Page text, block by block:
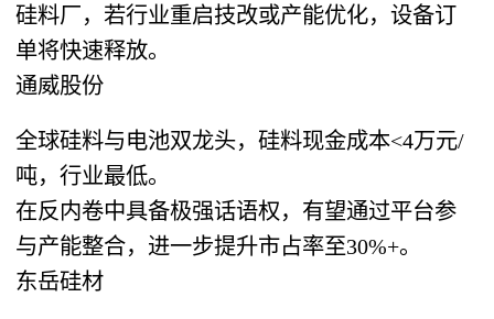
硅料厂，若行业重启技改或产能优化，设备订
单将快速释放。
通威股份
全球硅料与电池双龙头，硅料现金成本<4万元/
吨，行业最低。
在反内卷中具备极强话语权，有望通过平台参
与产能整合，进一步提升市占率至30%+。
东岳硅材